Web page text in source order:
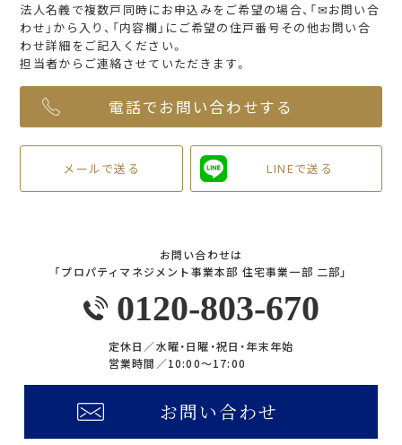
法人名義で複数戸同時にお申込みをご希望の場合、「✉お問い合
わせ」から入り、「内容欄」にご希望の住戸番号その他お問い合
わせ詳細をご記入ください。
担当者からご連絡させていただきます。
電話でお問い合わせする
メールで送る LINEで送る
お問い合わせは
「プロパティマネジメント事業本部 住宅事業一部 二部」
0120-803-670
定休日／水曜・日曜・祝日・年末年始
営業時間／10:00〜17:00
お問い合わせ